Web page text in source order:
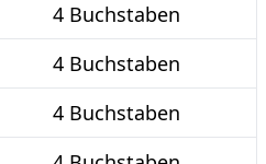
4 Buchstaben
4 Buchstaben
4 Buchstaben